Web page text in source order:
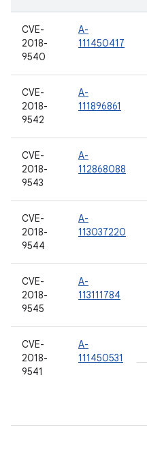
CVE-
2018-
9540
A-
111450417
CVE-
2018-
9542
A-
111896861
CVE-
2018-
9543
A-
112868088
CVE-
2018-
9544
A-
113037220
CVE-
2018-
9545
A-
113111784
CVE-
2018-
9541
A-
111450531